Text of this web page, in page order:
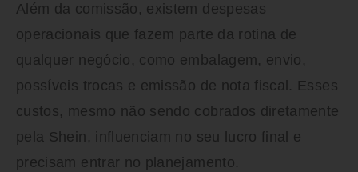
Além da comissão, existem despesas
operacionais que fazem parte da rotina de
qualquer negócio, como embalagem, envio,
possíveis trocas e emissão de nota fiscal. Esses
custos, mesmo não sendo cobrados diretamente
pela Shein, influenciam no seu lucro final e
precisam entrar no planejamento.